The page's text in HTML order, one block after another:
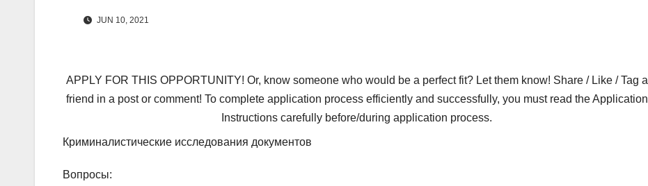
JUN 10, 2021
APPLY FOR THIS OPPORTUNITY! Or, know someone who would be a perfect fit? Let them know! Share / Like / Tag a
friend in a post or comment! To complete application process efficiently and successfully, you must read the Application
Instructions carefully before/during application process.
Криминалистические исследования документов
Вопросы: